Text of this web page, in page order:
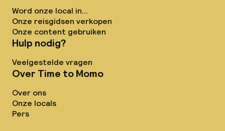
Word onze local in...
Onze reisgidsen verkopen
Onze content gebruiken
Hulp nodig?
Veelgestelde vragen
Over Time to Momo
Over ons
Onze locals
Pers